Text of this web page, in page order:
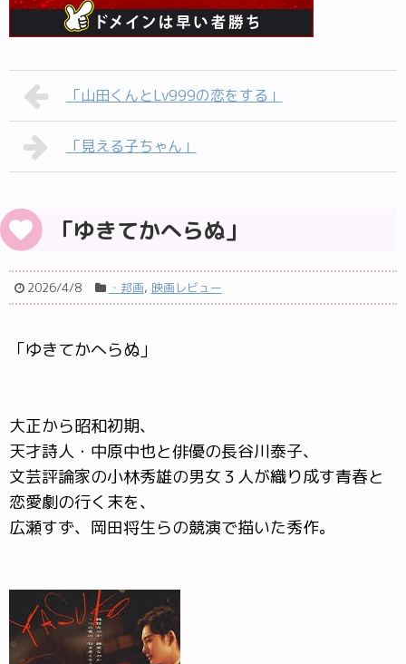
「山田くんとLv999の恋をする」
「見える子ちゃん」
「ゆきてかへらぬ」
2026/4/8 ・邦画, 映画レビュー
「ゆきてかへらぬ」
大正から昭和初期、
天才詩人・中原中也と俳優の長谷川泰子、
文芸評論家の小林秀雄の男女３人が織り成す青春と
恋愛劇の行く末を、
広瀬すず、岡田将生らの競演で描いた秀作。